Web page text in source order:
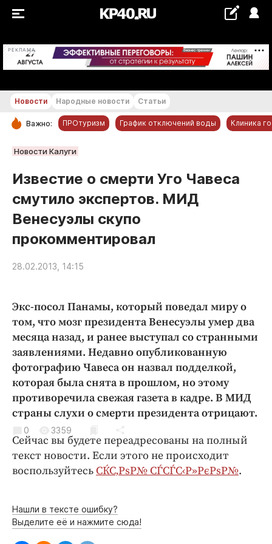
РЕКЛАМА +24...+25 °С
РУБРИКИ
Новости компаний
Статьи
Народные новости
Авто и транспорт
Благоустройство
Недвижимость и ЖКХ
Образование
Общество
Погода
Праздники
Происшествия
Спорт
Экономика и бизнес
ПРОЕКТЫ
Издания
Медиаперсона
Новости Народные новости Статьи
Важно: ПРОтуризм График отключений воды Клиника
Новости Калуги
Известие о смерти Уго Чавеса
смутило экспертов. МИД
Венесуэлы скупо
прокомментировал
28.02.2013, 14:15
Экс-посол Панамы, который поведал миру о
том, что мозг президента Венесуэлы умер два
месяца назад, и ранее выступал со странными
заявлениями. Недавно опубликованную
фотографию Чавеса он назвал подделкой,
которая была снята в прошлом, но этому
противоречила свежая газета в кадре. В МИД
страны слухи о смерти президента отрицают.
0 3359
Сейчас вы будете переадресованы на полный
текст новости. Если этого не происходит
воспользуйтесьСЌС‚РѕР№ СЃСЃС‹Р»РєРѕР№.
Нашли в тексте ошибку?
Выделите её и нажмите сюда!